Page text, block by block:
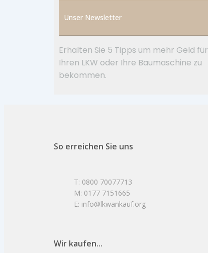
Unser Newsletter
Erhalten Sie 5 Tipps um mehr Geld für
Ihren LKW oder Ihre Baumaschine zu
bekommen.
So erreichen Sie uns
T: 0800 70077713
M: 0177 7151665
E: info@lkwankauf.org
Wir kaufen...